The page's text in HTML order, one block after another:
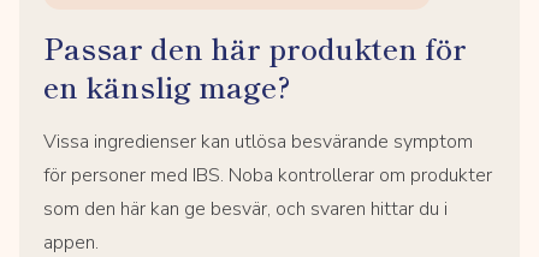
Passar den här produkten för
en känslig mage?
Vissa ingredienser kan utlösa besvärande symptom
för personer med IBS. Noba kontrollerar om produkter
som den här kan ge besvär, och svaren hittar du i
appen.